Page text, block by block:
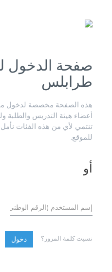
صفحة الدخول
طرابلس
هذه الصفحة مخصصة لدخول
أعضاء هيئة التدريس والطلبة
تنتمي لأي من هذه الفئات
للموقع.
أو
نسيت كلمة المرور؟ دخول